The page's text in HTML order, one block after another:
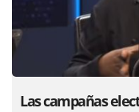
Las campañas